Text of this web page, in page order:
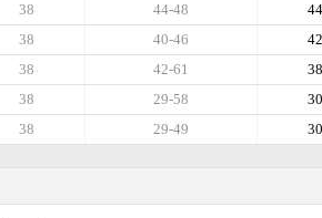
44
44-48
38
42
40-46
38
38
42-61
38
30
29-58
38
30
29-49
38